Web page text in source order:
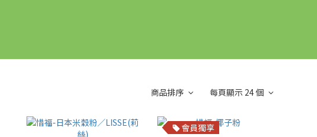
商品排序 每頁顯示 24 個
會員獨享